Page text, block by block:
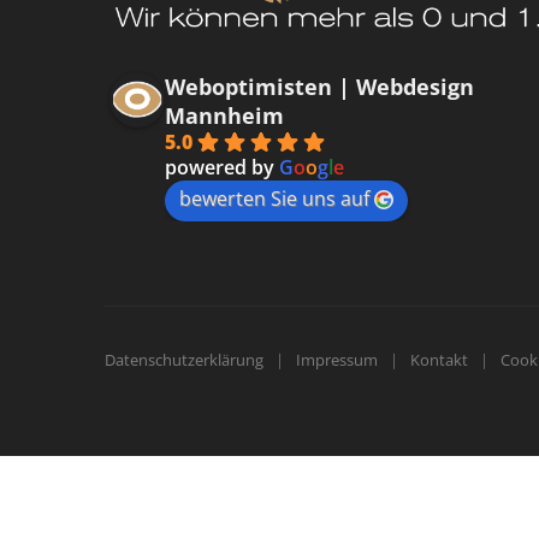
Weboptimisten | Webdesign
Mannheim
5.0
powered by Google
bewerten Sie uns auf
Datenschutzerklärung Impressum Kontakt